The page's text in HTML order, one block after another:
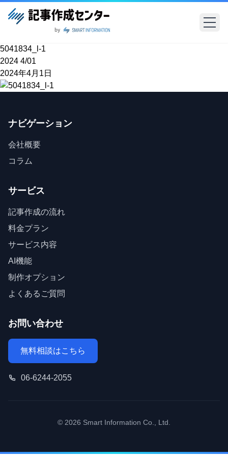
5041834_l-1
2024 4/01
2024年4月1日
ナビゲーション
会社概要
コラム
サービス
記事作成の流れ
料金プラン
サービス内容
AI機能
制作オプション
よくあるご質問
お問い合わせ
無料相談はこちら
06-6244-2055
© 2026 Smart Information Co., Ltd.